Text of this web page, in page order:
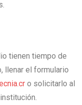
tienen tiempo de
llenar el formulario
o solicitarlo al